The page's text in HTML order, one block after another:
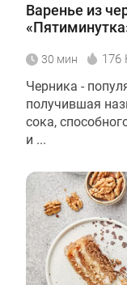
Варенье из
30 мин 176
Черника -
получившая
сока,
и ...